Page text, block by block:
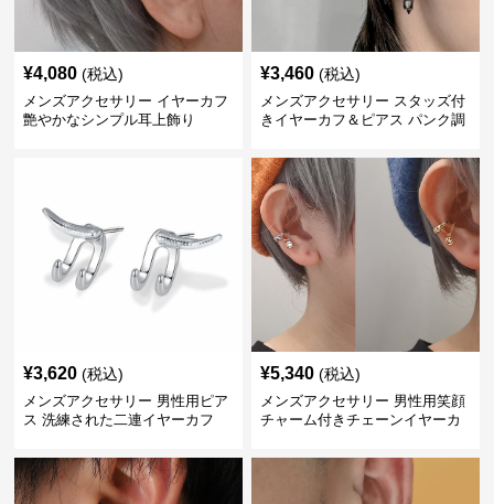
¥4,080 (税込)
メンズアクセサリー イヤーカフ
艶やかなシンプル耳上飾り
¥3,460 (税込)
メンズアクセサリー スタッズ付
きイヤーカフ＆ピアス パンク調
¥3,620 (税込)
メンズアクセサリー 男性用ピア
ス 洗練された二連イヤーカフ
¥5,340 (税込)
メンズアクセサリー 男性用笑顔
チャーム付きチェーンイヤーカ